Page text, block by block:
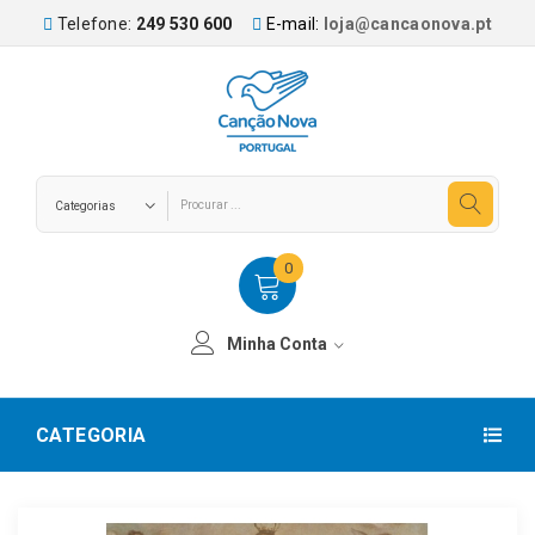
Telefone: 249 530 600 E-mail: loja@cancaonova.pt
0
Minha Conta
CATEGORIA